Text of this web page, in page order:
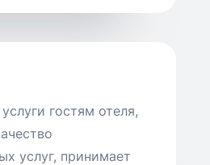
гостям отеля,
услуг, принимает